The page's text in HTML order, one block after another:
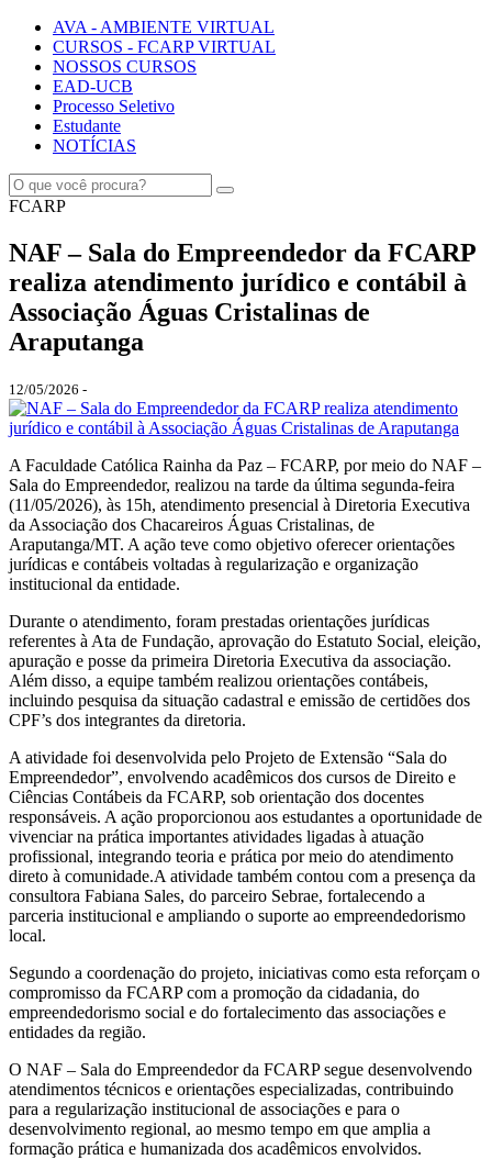
AVA - AMBIENTE VIRTUAL
CURSOS - FCARP VIRTUAL
NOSSOS CURSOS
EAD-UCB
Processo Seletivo
Estudante
NOTÍCIAS
FCARP
NAF – Sala do Empreendedor da FCARP
realiza atendimento jurídico e contábil à
Associação Águas Cristalinas de
Araputanga
12/05/2026 -
A Faculdade Católica Rainha da Paz – FCARP, por meio do NAF –
Sala do Empreendedor, realizou na tarde da última segunda-feira
(11/05/2026), às 15h, atendimento presencial à Diretoria Executiva
da Associação dos Chacareiros Águas Cristalinas, de
Araputanga/MT. A ação teve como objetivo oferecer orientações
jurídicas e contábeis voltadas à regularização e organização
institucional da entidade.
Durante o atendimento, foram prestadas orientações jurídicas
referentes à Ata de Fundação, aprovação do Estatuto Social, eleição,
apuração e posse da primeira Diretoria Executiva da associação.
Além disso, a equipe também realizou orientações contábeis,
incluindo pesquisa da situação cadastral e emissão de certidões dos
CPF’s dos integrantes da diretoria.
A atividade foi desenvolvida pelo Projeto de Extensão “Sala do
Empreendedor”, envolvendo acadêmicos dos cursos de Direito e
Ciências Contábeis da FCARP, sob orientação dos docentes
responsáveis. A ação proporcionou aos estudantes a oportunidade de
vivenciar na prática importantes atividades ligadas à atuação
profissional, integrando teoria e prática por meio do atendimento
direto à comunidade.A atividade também contou com a presença da
consultora Fabiana Sales, do parceiro Sebrae, fortalecendo a
parceria institucional e ampliando o suporte ao empreendedorismo
local.
Segundo a coordenação do projeto, iniciativas como esta reforçam o
compromisso da FCARP com a promoção da cidadania, do
empreendedorismo social e do fortalecimento das associações e
entidades da região.
O NAF – Sala do Empreendedor da FCARP segue desenvolvendo
atendimentos técnicos e orientações especializadas, contribuindo
para a regularização institucional de associações e para o
desenvolvimento regional, ao mesmo tempo em que amplia a
formação prática e humanizada dos acadêmicos envolvidos.